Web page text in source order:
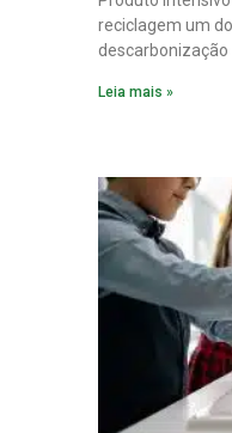
reciclagem um
material. A
chinês pela
Leia mais »